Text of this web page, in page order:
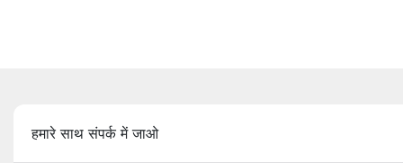
हमारे साथ संपर्क में जाओ